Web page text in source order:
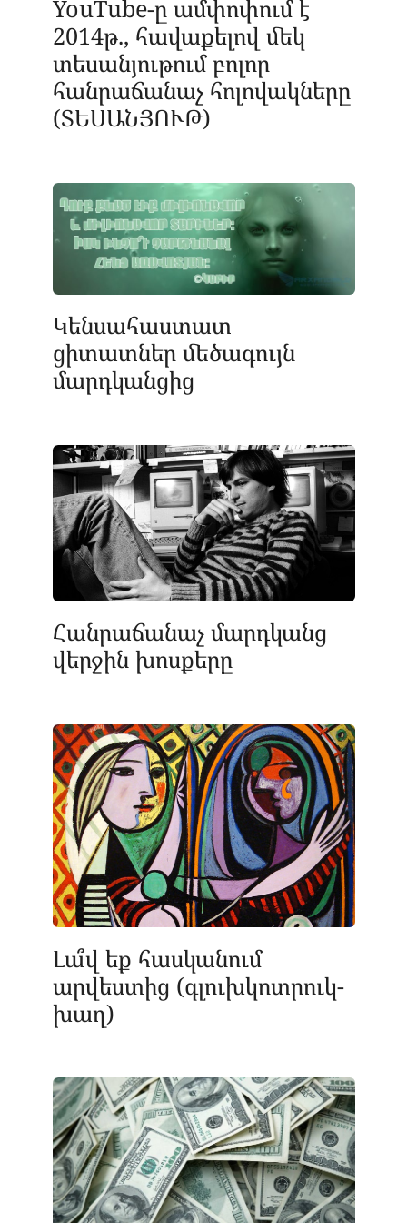
YouTube-ը ամփոփում է
2014թ., հավաքելով մեկ
տեսանյութում բոլոր
հանրաճանաչ հոլովակները
(ՏԵՍԱՆՅՈՒԹ)
Կենսահաստատ
ցիտատներ մեծագույն
մարդկանցից
Հանրաճանաչ մարդկանց
վերջին խոսքերը
Լա՞վ եք հասկանում
արվեստից (գլուխկոտրուկ-
խաղ)